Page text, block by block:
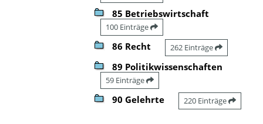
85 Betriebswirtschaft
100 Einträge
86 Recht 262 Einträge
89 Politikwissenschaften
59 Einträge
90 Gelehrte 220 Einträge